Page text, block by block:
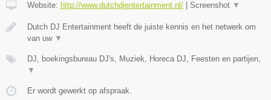
Website: http://www.dutchdjentertainment.nl/ Screenshot ▼
Dutch DJ Entertainment heeft de juiste kennis en het netwerk om
van uw ▼
DJ, boekingsbureau DJ's, Muziek, Horeca DJ, Feesten en partijen,
▼
Er wordt gewerkt op afspraak.